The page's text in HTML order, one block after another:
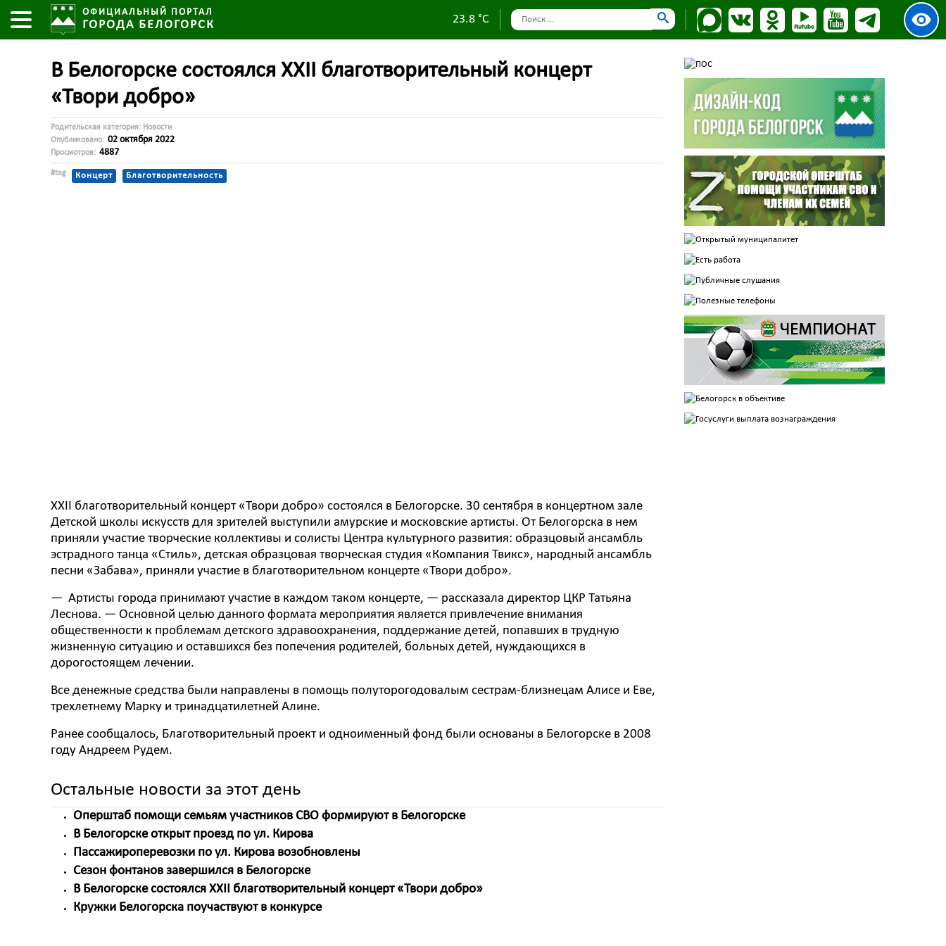
ОФИЦИАЛЬНЫЙ ПОРТАЛ
ГОРОДА БЕЛОГОРСК 23.8 °C
В Белогорске состоялся XXII благотворительный концерт
«Твори добро»
Родительская категория: Новости
Опубликовано: 02 октября 2022
Просмотров: 4887
#tag Концерт Благотворительность
XXII благотворительный концерт «Твори добро» состоялся в Белогорске. 30 сентября в концертном зале
Детской школы искусств для зрителей выступили амурские и московские артисты. От Белогорска в нем
приняли участие творческие коллективы и солисты Центра культурного развития: образцовый ансамбль
эстрадного танца «Стиль», детская образцовая творческая студия «Компания Твикс», народный ансамбль
песни «Забава», приняли участие в благотворительном концерте «Твори добро».
— Артисты города принимают участие в каждом таком концерте, — рассказала директор ЦКР Татьяна
Леснова. — Основной целью данного формата мероприятия является привлечение внимания
общественности к проблемам детского здравоохранения, поддержание детей, попавших в трудную
жизненную ситуацию и оставшихся без попечения родителей, больных детей, нуждающихся в
дорогостоящем лечении.
Все денежные средства были направлены в помощь полуторогодовалым сестрам-близнецам Алисе и Еве,
трехлетнему Марку и тринадцатилетней Алине.
Ранее сообщалось, Благотворительный проект и одноименный фонд были основаны в Белогорске в 2008
году Андреем Рудем.
Остальные новости за этот день
Оперштаб помощи семьям участников СВО формируют в Белогорске
В Белогорске открыт проезд по ул. Кирова
Пассажироперевозки по ул. Кирова возобновлены
Сезон фонтанов завершился в Белогорске
В Белогорске состоялся XXII благотворительный концерт «Твори добро»
Кружки Белогорска поучаствуют в конкурсе